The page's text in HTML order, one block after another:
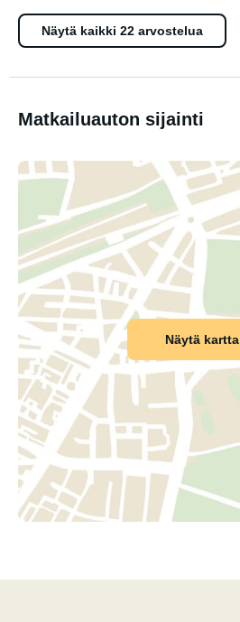
Näytä kaikki 22 arvostelua
Matkailuauton sijainti
Näytä kartta